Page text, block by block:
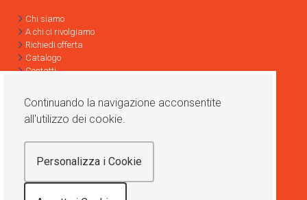
Chi siamo
A chi ci rivolgiamo
Richiedi offerta
Catalogo
Contatti
Condizioni di vendita
SOCIAL
Continuando la navigazione acconsentite
all'utilizzo dei cookie.
Personalizza i Cookie